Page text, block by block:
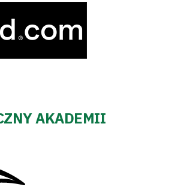
AKADEMII